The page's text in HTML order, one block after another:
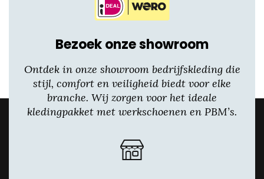
Bezoek onze showroom
Ontdek in onze showroom bedrijfskleding die
stijl, comfort en veiligheid biedt voor elke
branche. Wij zorgen voor het ideale
kledingpakket met werkschoenen en PBM’s.